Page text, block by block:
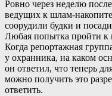
Ровно через неделю
ведущих к шлам-
соорудили будки и
Любая попытка пройти к
Когда репортажная
у охранника, на каком
он ответил, что теперь
можно получить это
ответить.